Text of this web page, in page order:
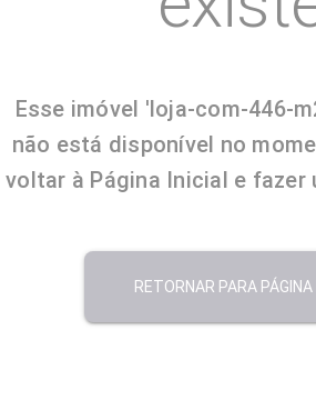
Esse imóvel 'loja-com-446-
não está disponível no
voltar à Página Inicial e fazer
RETORNAR PARA PÁGINA